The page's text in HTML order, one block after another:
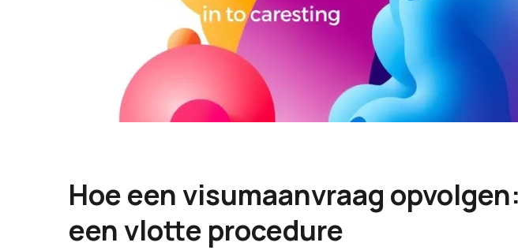
Hoe een visumaanvraag
een vlotte procedure